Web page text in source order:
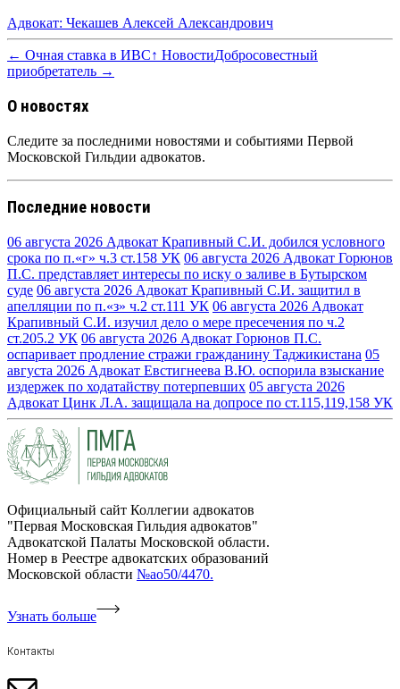
Адвокат: Чекашев Алексей Александрович
← Очная ставка в ИВС↑ НовостиДобросовестный
приобретатель →
О новостях
Следите за последними новостями и событиями Первой
Московской Гильдии адвокатов.
Последние новости
06 августа 2026 Адвокат Крапивный С.И. добился условного
срока по п.«г» ч.3 ст.158 УК 06 августа 2026 Адвокат Горюнов
П.С. представляет интересы по иску о заливе в Бутырском
суде 06 августа 2026 Адвокат Крапивный С.И. защитил в
апелляции по п.«з» ч.2 ст.111 УК 06 августа 2026 Адвокат
Крапивный С.И. изучил дело о мере пресечения по ч.2
ст.205.2 УК 06 августа 2026 Адвокат Горюнов П.С.
оспаривает продление стражи гражданину Таджикистана 05
августа 2026 Адвокат Евстигнеева В.Ю. оспорила взыскание
издержек по ходатайству потерпевших 05 августа 2026
Адвокат Цинк Л.А. защищала на допросе по ст.115,119,158 УК
Официальный сайт Коллегии адвокатов
"Первая Московская Гильдия адвокатов"
Адвокатской Палаты Московской области.
Номер в Реестре адвокатских образований
Московской области №ао50/4470.
Узнать больше
Контакты